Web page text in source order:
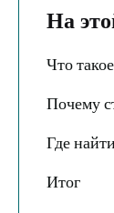
На
Что
Почему
Где
Итог